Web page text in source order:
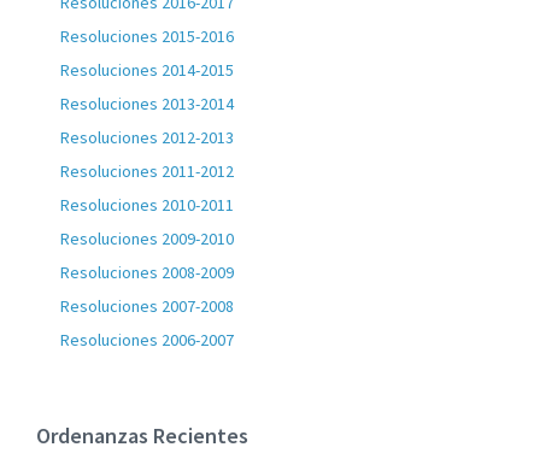
Resoluciones 2015-2016
Resoluciones 2014-2015
Resoluciones 2013-2014
Resoluciones 2012-2013
Resoluciones 2011-2012
Resoluciones 2010-2011
Resoluciones 2009-2010
Resoluciones 2008-2009
Resoluciones 2007-2008
Resoluciones 2006-2007
Ordenanzas Recientes